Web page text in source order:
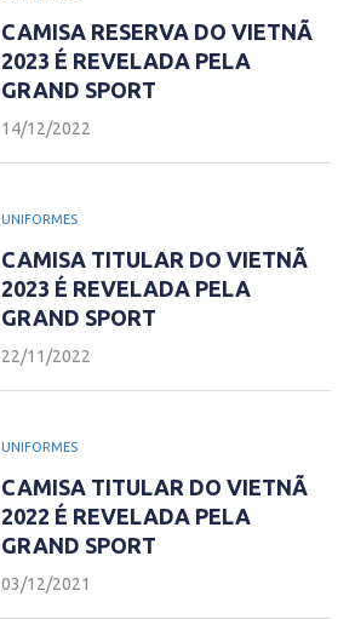
CAMISA RESERVA DO VIETNÃ
2023 É REVELADA PELA
GRAND SPORT
14/12/2022
UNIFORMES
CAMISA TITULAR DO VIETNÃ
2023 É REVELADA PELA
GRAND SPORT
22/11/2022
UNIFORMES
CAMISA TITULAR DO VIETNÃ
2022 É REVELADA PELA
GRAND SPORT
03/12/2021